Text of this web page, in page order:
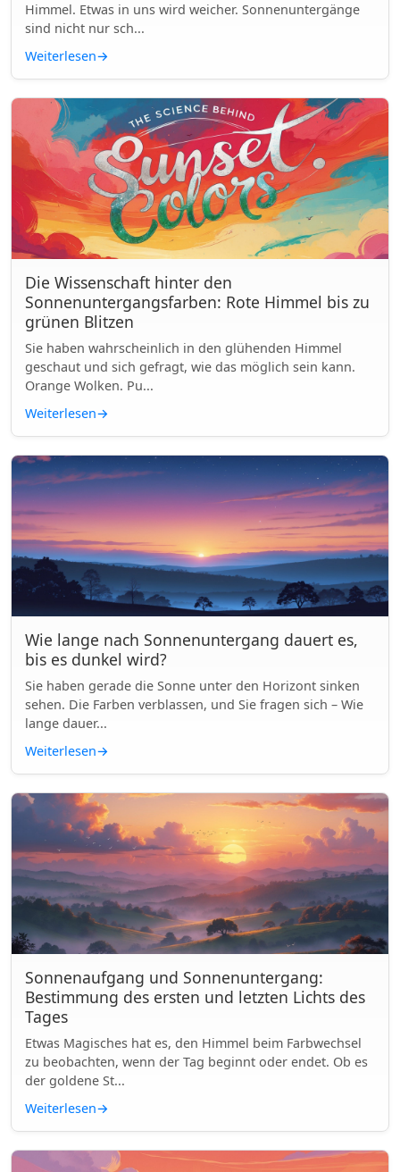
Himmel. Etwas in uns wird weicher. Sonnenuntergänge
sind nicht nur sch...
Weiterlesen→
Die Wissenschaft hinter den
Sonnenuntergangsfarben: Rote Himmel bis zu
grünen Blitzen
Sie haben wahrscheinlich in den glühenden Himmel
geschaut und sich gefragt, wie das möglich sein kann.
Orange Wolken. Pu...
Weiterlesen→
Wie lange nach Sonnenuntergang dauert es,
bis es dunkel wird?
Sie haben gerade die Sonne unter den Horizont sinken
sehen. Die Farben verblassen, und Sie fragen sich – Wie
lange dauer...
Weiterlesen→
Sonnenaufgang und Sonnenuntergang:
Bestimmung des ersten und letzten Lichts des
Tages
Etwas Magisches hat es, den Himmel beim Farbwechsel
zu beobachten, wenn der Tag beginnt oder endet. Ob es
der goldene St...
Weiterlesen→